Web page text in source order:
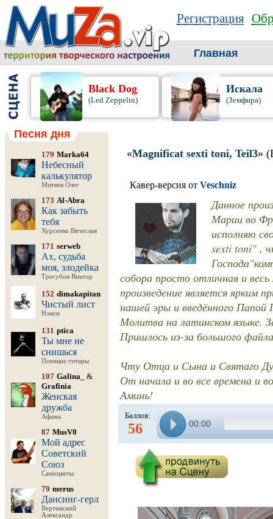
Регистрация
Главная
Black Dog
(Led Zeppelin)
Искала
(Земфира)
Песня дня
179 Marka64
Небесный
калькулятор
Митяев Олег
173 Al-Abra
Как забыть
тебя
Хурсенко Вячеслав
171 serweb
Ах, судьба
моя, злодейка
Трегубов Виктор
152 dimakapitan
Чистый лист
Нэнси
131 ptica
Ты мне не
снишься
Поющие гитары
107 Galina_
&
Grafinia
Женская
дружба
Афина
87 MusV0
Мой адрес
Советский
Союз
Самоцветы
79 merus
Дансинг-герл
Вертинский
Александр
«Magnificat sexti toni, Teil3»
Кавер-версия от Veschniz
Данное
Марии во
исполняю
sexti toni" ,
собора просто отличная и
произведение является ярким
нашей эры и введённого Папой
Молитва на латинском языке.
Пришлось из-за большого
Чту Отца и Сына и Святаго
От начала и во все времена и
Аминь!
Баллов:
56 00:00